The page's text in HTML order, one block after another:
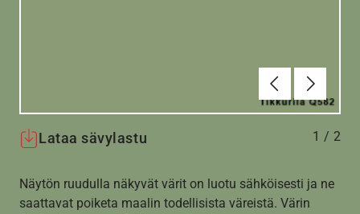
Edellinen
Lataa sävylastu 1 / 2
Näytön ruudulla näkyvät värit on luotu sähköisesti ja ne
saattavat poiketa maalin todellisista väreistä. Värin